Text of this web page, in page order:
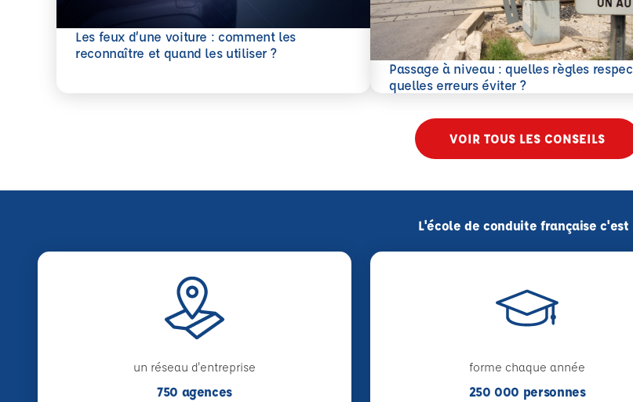
Les feux d’une voiture : comment les
reconnaître et quand les utiliser ?
En savoir plus
Passage à niveau : quelles règles
quelles erreurs éviter ?
En savoir plus
VOIR TOUS LES CONSEILS
L'école de conduite française c'est
un réseau d'entreprise
750 agences
forme chaque année
250 000 personnes